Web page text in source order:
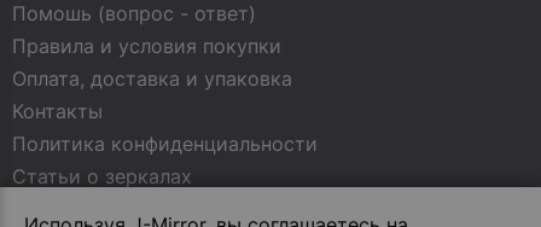
Помошь (вопрос - ответ)
Правила и условия покупки
Оплата, доставка и упаковка
Контакты
Политика конфиденциальности
Статьи о зеркалах